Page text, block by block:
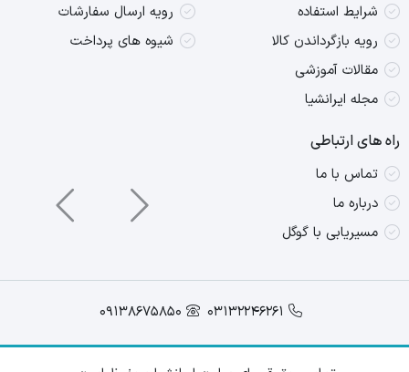
شرایط استفاده
رویه بازگرداندن کالا
مقالات آموزشی
مجله ایرانشیا
رویه ارسال سفارشات
شیوه های پرداخت
راه های ارتباطی
تماس با ما
درباره ما
مسیریابی با گوگل
03132246261
09138675850